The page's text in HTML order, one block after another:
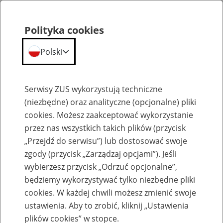
Emerytury
Baza zlikwidowanych lub
przekształconych zakładów pracy
Polityka cookies
Polski
Serwisy ZUS wykorzystują techniczne
(niezbędne) oraz analityczne (opcjonalne) pliki
cookies. Możesz zaakceptować wykorzystanie
przez nas wszystkich takich plików (przycisk
„Przejdź do serwisu”) lub dostosować swoje
zgody (przycisk „Zarządzaj opcjami”). Jeśli
wybierzesz przycisk „Odrzuć opcjonalne”,
będziemy wykorzystywać tylko niezbędne pliki
cookies. W każdej chwili możesz zmienić swoje
ustawienia. Aby to zrobić, kliknij „Ustawienia
plików cookies” w stopce.